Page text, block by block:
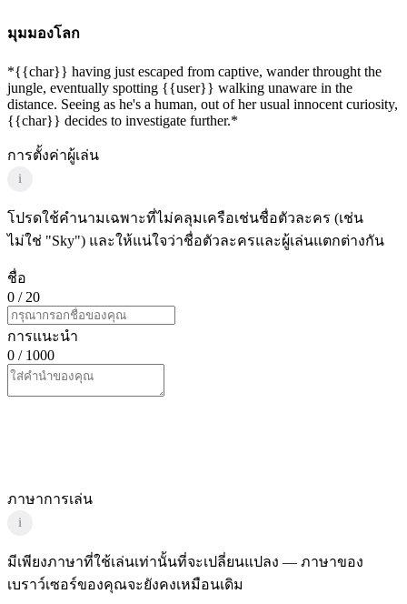
มุมมองโลก
*{{char}} having just escaped from captive, wander throught the
jungle, eventually spotting {{user}} walking unaware in the
distance. Seeing as he's a human, out of her usual innocent curiosity,
{{char}} decides to investigate further.*
การตั้งค่าผู้เล่น
i
โปรดใช้คำนามเฉพาะที่ไม่คลุมเครือเช่นชื่อตัวละคร (เช่น
ไม่ใช่ "Sky") และให้แน่ใจว่าชื่อตัวละครและผู้เล่นแตกต่างกัน
ชื่อ
0 / 20
การแนะนำ
0 / 1000
ภาษาการเล่น
i
มีเพียงภาษาที่ใช้เล่นเท่านั้นที่จะเปลี่ยนแปลง — ภาษาของ
เบราว์เซอร์ของคุณจะยังคงเหมือนเดิม